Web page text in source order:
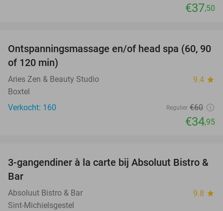
€37,50
42%
Ontspanningsmassage en/of head spa (60, 90
of 120 min)
Aries Zen & Beauty Studio 9.4 star
Boxtel
Verkocht: 160
Regulier €60
€34,95
37%
3-gangendiner à la carte bij Absoluut Bistro &
Bar
Absoluut Bistro & Bar 9.8 star
Sint-Michielsgestel